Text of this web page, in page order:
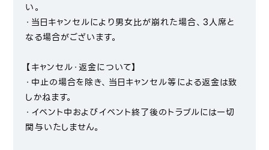
い。
・当日キャンセルにより男女比が崩れた場合、3人席と
なる場合がございます。
【キャンセル・返金について】
・中止の場合を除き、当日キャンセル等による返金は致
しかねます。
・イベント中およびイベント終了後のトラブルには一切
関与いたしません。